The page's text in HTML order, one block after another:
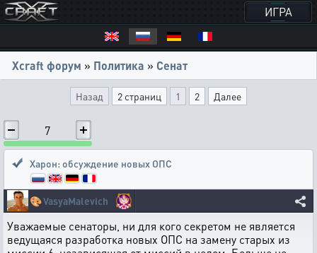
ИГРА
Xcraft форум » Политика » Сенат
Назад 2 страниц 1 2 Далее
7
Харон: обсуждение новых ОПС
🎨VasyaMalevich
Уважаемые сенаторы, ни для кого секретом не является
ведущаяся разработка новых ОПС на замену старых из